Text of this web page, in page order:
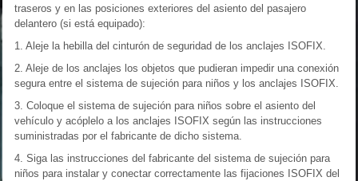
traseros y en las posiciones exteriores del asiento del pasajero
delantero (si está equipado):
1. Aleje la hebilla del cinturón de seguridad de los anclajes ISOFIX.
2. Aleje de los anclajes los objetos que pudieran impedir una conexión
segura entre el sistema de sujeción para niños y los anclajes ISOFIX.
3. Coloque el sistema de sujeción para niños sobre el asiento del
vehículo y acóplelo a los anclajes ISOFIX según las instrucciones
suministradas por el fabricante de dicho sistema.
4. Siga las instrucciones del fabricante del sistema de sujeción para
niños para instalar y conectar correctamente las fijaciones ISOFIX del